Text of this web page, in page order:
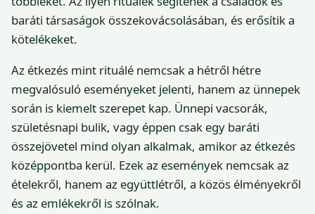
baráti társaságok összekovácsolásában, és erősítik a
kötelékeket.
Az étkezés mint rituálé nemcsak a hétről hétre
megvalósuló eseményeket jelenti, hanem az ünnepek
során is kiemelt szerepet kap. Ünnepi vacsorák,
születésnapi bulik, vagy éppen csak egy baráti
összejövetel mind olyan alkalmak, amikor az étkezés
középpontba kerül. Ezek az események nemcsak az
ételekről, hanem az együttlétről, a közös élményekről
és az emlékekről is szólnak.